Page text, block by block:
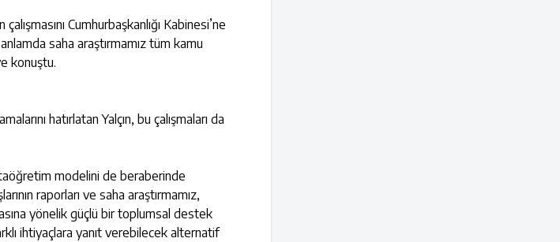
Cumhurbaşkanlığı Kabinesi’ne
saha araştırmamız tüm kamu
konuştu.
hatırlatan Yalçın, bu çalışmaları da
modelini de beraberinde
raporları ve saha araştırmamız,
yönelik güçlü bir toplumsal destek
ihtiyaçlara yanıt verebilecek alternatif